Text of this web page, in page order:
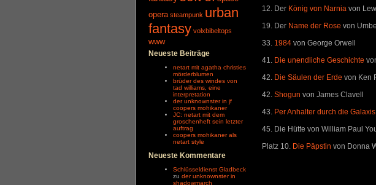
opera steampunk urban
fantasy volxbibeltops
www
Neueste Beiträge
netart mit agatha christies
mörderblumen
brüder des windes von
tad williams, eine
interpretation
der unknownster in jf
coopers mohikaner
JC: netart mit dem
groschenheft sein letzter
auftrag
coopers mohikaner als
netart style
Neueste Kommentare
Schlüsseldienst Gladbeck
zu der unknownster in
shadowmarch
12. Der König von Narnia von
19. Der Name der Rose von
33. 1984 von George Orwell
41. Die unendliche Geschichte
42. Die Säulen der Erde von Ken
42. Shogun von James Clavell
43. Per Anhalter durch die Galaxis
45. Die Hütte von William Paul
Platz 10. Die Päpstin von Donna